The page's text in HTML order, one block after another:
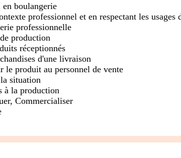
boulangerie
professionnel et en respectant les usages
professionnelle
production
réceptionnés
d'une livraison
le produit au personnel de vente
situation
à la production
Commercialiser